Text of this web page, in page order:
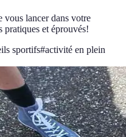
vous lancer dans votre
pratiques et éprouvés!
sportifs#activité en plein